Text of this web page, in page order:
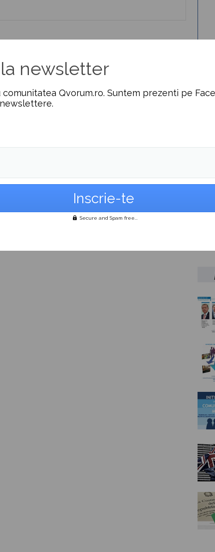
newsletter
comunitatea Qvorum.ro. Suntem prezenti pe
Secure and Spam free...